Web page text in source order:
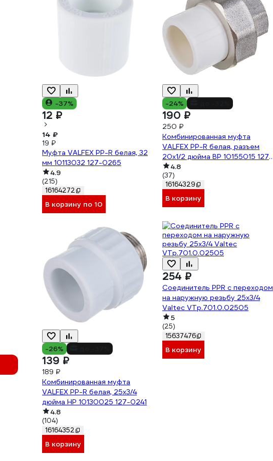
-37%
12 ₽
14 ₽
19 ₽
Муфта VALFEX PP-R белая, 32
мм 10113032 127-0265
4.9
(215)
16164272
В корзину по 10
-24%
190 ₽
250 ₽
Комбинированная муфта
VALFEX PP-R белая, разъем
20х1/2 дюйма ВР 10155015 127-
0208
4.8
(37)
16164329
В корзину
-26%
139 ₽
189 ₽
Комбинированная муфта
VALFEX PP-R белая, 25х3/4
дюйма НР 10130025 127-0241
4.8
(104)
16164352
В корзину
254 ₽
Соединитель PPR с переходом
на наружную резьбу 25х3/4
Valtec VTp.701.0.02505
5
(25)
15637476
В корзину